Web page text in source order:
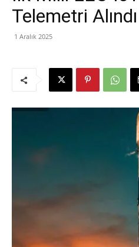
Telemetri Alındı
1 Aralık 2025